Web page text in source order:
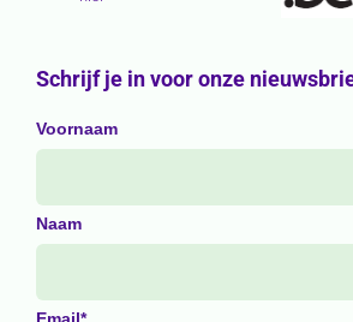
Schrijf je in voor onze
Voornaam
Naam